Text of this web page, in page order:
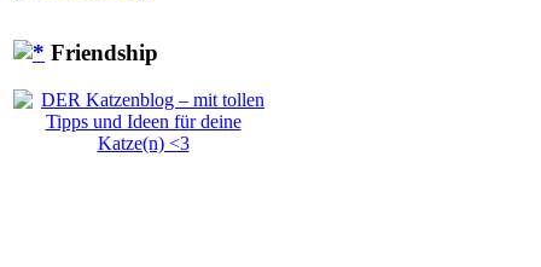
Friendship